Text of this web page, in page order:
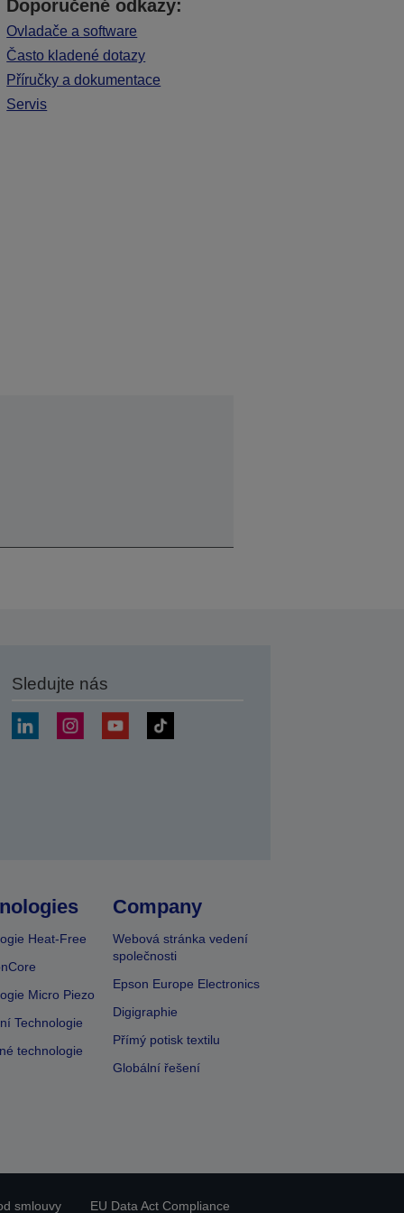
Doporučené odkazy:
Ovladače a software
Často kladené dotazy
Příručky a dokumentace
Servis
Sledujte nás
Heat-Free
Micro Piezo
Technologie
technologie
Company
Webová stránka vedení
společnosti
Epson Europe Electronics
Digigraphie
Přímý potisk textilu
Globální řešení
smlouvy EU Data Act Compliance